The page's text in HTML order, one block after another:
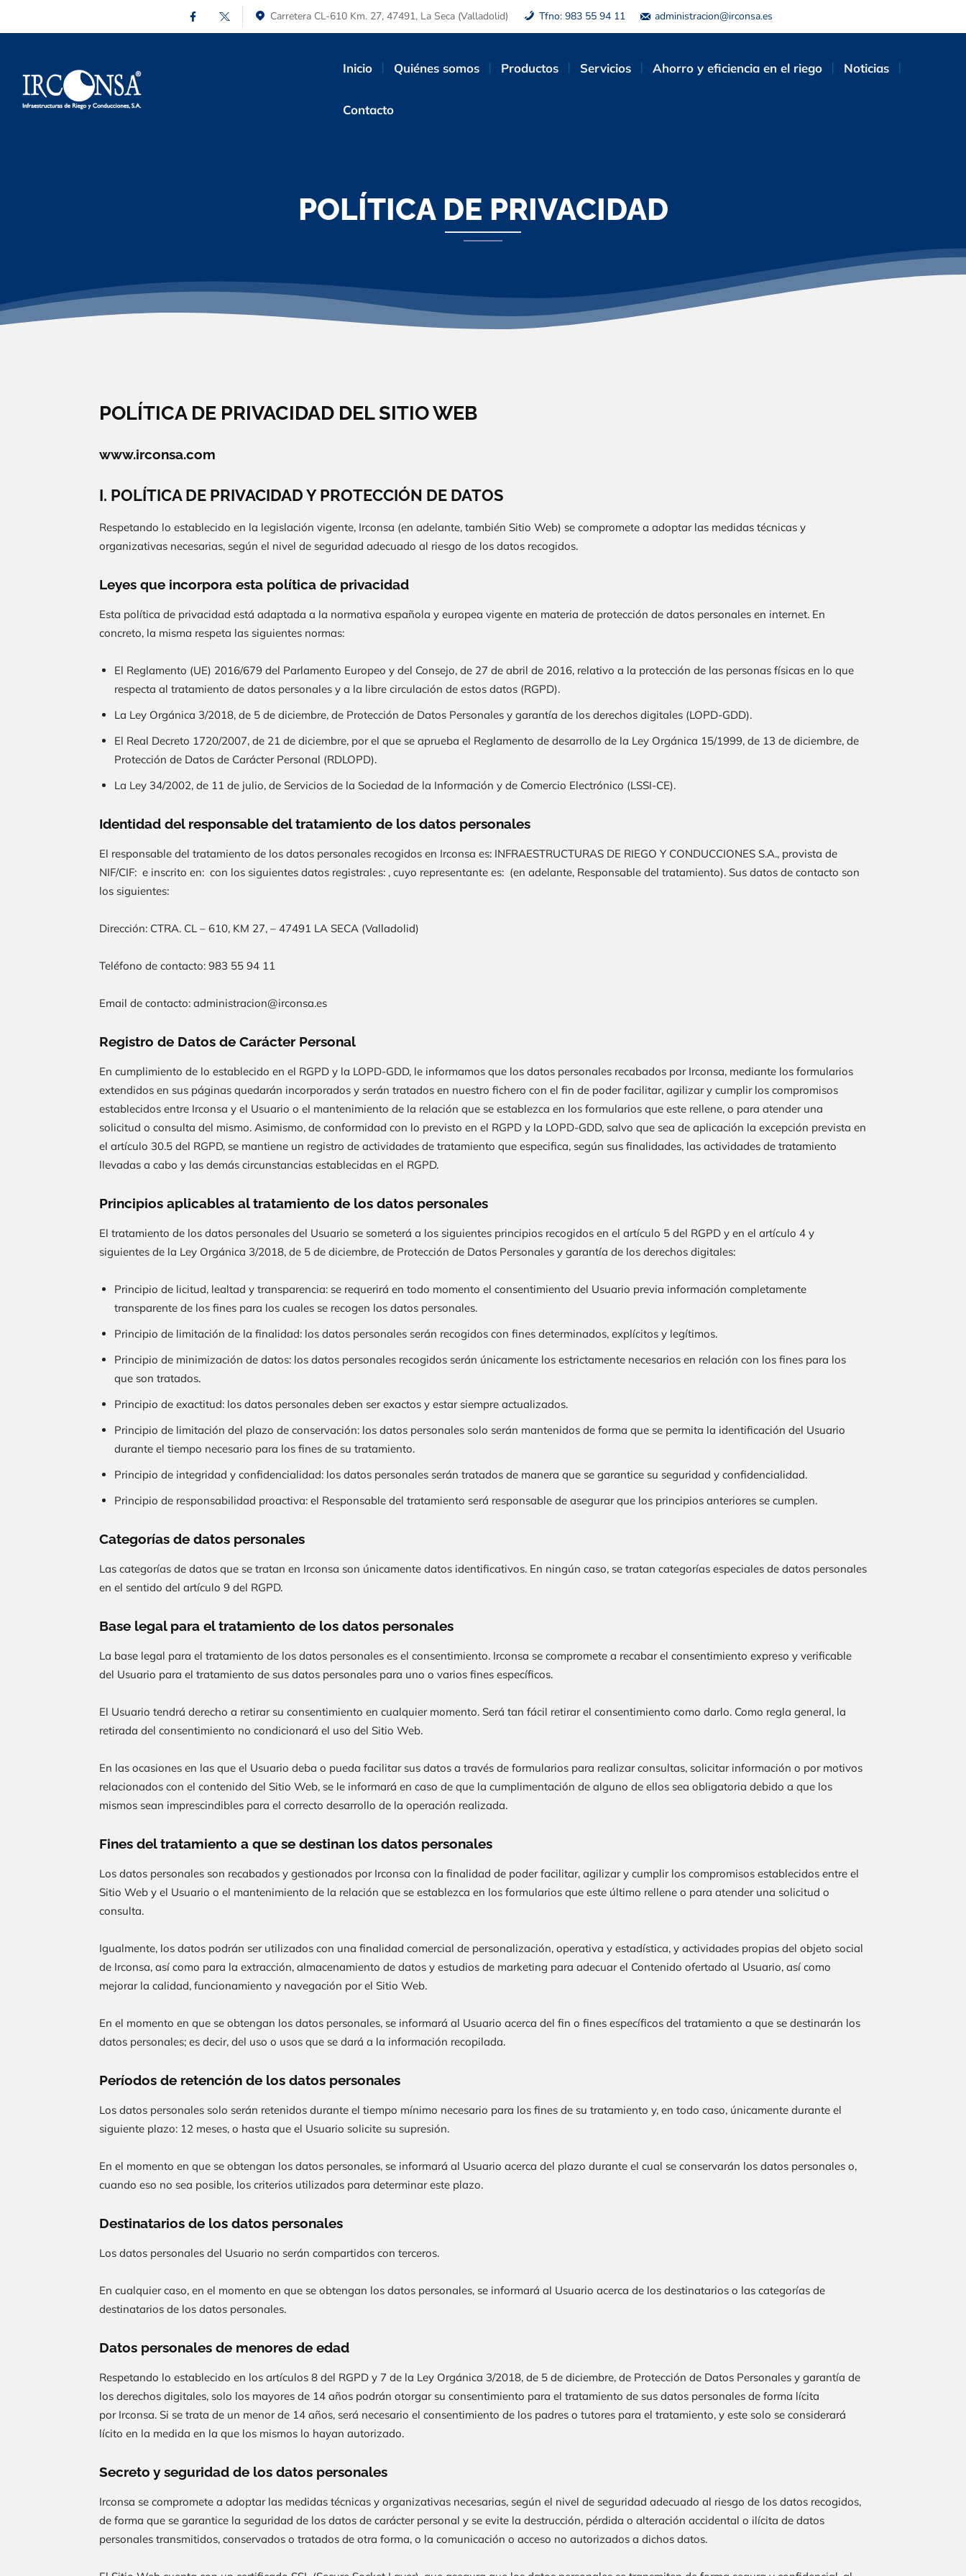
Carretera CL-610 Km. 27, 47491, La Seca (Valladolid) Tfno: 983 55 94 11 administracion@irconsa.es
Inicio Quiénes somos Productos Servicios Ahorro y eficiencia en el riego Noticias
Contacto
POLÍTICA DE PRIVACIDAD
POLÍTICA DE PRIVACIDAD DEL SITIO WEB
www.irconsa.com
I. POLÍTICA DE PRIVACIDAD Y PROTECCIÓN DE DATOS
Respetando lo establecido en la legislación vigente, Irconsa (en adelante, también Sitio Web) se compromete a adoptar las medidas técnicas y
organizativas necesarias, según el nivel de seguridad adecuado al riesgo de los datos recogidos.
Leyes que incorpora esta política de privacidad
Esta política de privacidad está adaptada a la normativa española y europea vigente en materia de protección de datos personales en internet. En
concreto, la misma respeta las siguientes normas:
El Reglamento (UE) 2016/679 del Parlamento Europeo y del Consejo, de 27 de abril de 2016, relativo a la protección de las personas físicas en lo que
respecta al tratamiento de datos personales y a la libre circulación de estos datos (RGPD).
La Ley Orgánica 3/2018, de 5 de diciembre, de Protección de Datos Personales y garantía de los derechos digitales (LOPD-GDD).
El Real Decreto 1720/2007, de 21 de diciembre, por el que se aprueba el Reglamento de desarrollo de la Ley Orgánica 15/1999, de 13 de diciembre, de
Protección de Datos de Carácter Personal (RDLOPD).
La Ley 34/2002, de 11 de julio, de Servicios de la Sociedad de la Información y de Comercio Electrónico (LSSI-CE).
Identidad del responsable del tratamiento de los datos personales
El responsable del tratamiento de los datos personales recogidos en Irconsa es: INFRAESTRUCTURAS DE RIEGO Y CONDUCCIONES S.A., provista de
NIF/CIF: e inscrito en: con los siguientes datos registrales: , cuyo representante es: (en adelante, Responsable del tratamiento). Sus datos de contacto son
los siguientes:
Dirección: CTRA. CL – 610, KM 27, – 47491 LA SECA (Valladolid)
Teléfono de contacto: 983 55 94 11
Email de contacto: administracion@irconsa.es
Registro de Datos de Carácter Personal
En cumplimiento de lo establecido en el RGPD y la LOPD-GDD, le informamos que los datos personales recabados por Irconsa, mediante los formularios
extendidos en sus páginas quedarán incorporados y serán tratados en nuestro fichero con el fin de poder facilitar, agilizar y cumplir los compromisos
establecidos entre Irconsa y el Usuario o el mantenimiento de la relación que se establezca en los formularios que este rellene, o para atender una
solicitud o consulta del mismo. Asimismo, de conformidad con lo previsto en el RGPD y la LOPD-GDD, salvo que sea de aplicación la excepción prevista en
el artículo 30.5 del RGPD, se mantiene un registro de actividades de tratamiento que especifica, según sus finalidades, las actividades de tratamiento
llevadas a cabo y las demás circunstancias establecidas en el RGPD.
Principios aplicables al tratamiento de los datos personales
El tratamiento de los datos personales del Usuario se someterá a los siguientes principios recogidos en el artículo 5 del RGPD y en el artículo 4 y
siguientes de la Ley Orgánica 3/2018, de 5 de diciembre, de Protección de Datos Personales y garantía de los derechos digitales:
Principio de licitud, lealtad y transparencia: se requerirá en todo momento el consentimiento del Usuario previa información completamente
transparente de los fines para los cuales se recogen los datos personales.
Principio de limitación de la finalidad: los datos personales serán recogidos con fines determinados, explícitos y legítimos.
Principio de minimización de datos: los datos personales recogidos serán únicamente los estrictamente necesarios en relación con los fines para los
que son tratados.
Principio de exactitud: los datos personales deben ser exactos y estar siempre actualizados.
Principio de limitación del plazo de conservación: los datos personales solo serán mantenidos de forma que se permita la identificación del Usuario
durante el tiempo necesario para los fines de su tratamiento.
Principio de integridad y confidencialidad: los datos personales serán tratados de manera que se garantice su seguridad y confidencialidad.
Principio de responsabilidad proactiva: el Responsable del tratamiento será responsable de asegurar que los principios anteriores se cumplen.
Categorías de datos personales
Las categorías de datos que se tratan en Irconsa son únicamente datos identificativos. En ningún caso, se tratan categorías especiales de datos personales
en el sentido del artículo 9 del RGPD.
Base legal para el tratamiento de los datos personales
La base legal para el tratamiento de los datos personales es el consentimiento. Irconsa se compromete a recabar el consentimiento expreso y verificable
del Usuario para el tratamiento de sus datos personales para uno o varios fines específicos.
El Usuario tendrá derecho a retirar su consentimiento en cualquier momento. Será tan fácil retirar el consentimiento como darlo. Como regla general, la
retirada del consentimiento no condicionará el uso del Sitio Web.
En las ocasiones en las que el Usuario deba o pueda facilitar sus datos a través de formularios para realizar consultas, solicitar información o por motivos
relacionados con el contenido del Sitio Web, se le informará en caso de que la cumplimentación de alguno de ellos sea obligatoria debido a que los
mismos sean imprescindibles para el correcto desarrollo de la operación realizada.
Fines del tratamiento a que se destinan los datos personales
Los datos personales son recabados y gestionados por Irconsa con la finalidad de poder facilitar, agilizar y cumplir los compromisos establecidos entre el
Sitio Web y el Usuario o el mantenimiento de la relación que se establezca en los formularios que este último rellene o para atender una solicitud o
consulta.
Igualmente, los datos podrán ser utilizados con una finalidad comercial de personalización, operativa y estadística, y actividades propias del objeto social
de Irconsa, así como para la extracción, almacenamiento de datos y estudios de marketing para adecuar el Contenido ofertado al Usuario, así como
mejorar la calidad, funcionamiento y navegación por el Sitio Web.
En el momento en que se obtengan los datos personales, se informará al Usuario acerca del fin o fines específicos del tratamiento a que se destinarán los
datos personales; es decir, del uso o usos que se dará a la información recopilada.
Períodos de retención de los datos personales
Los datos personales solo serán retenidos durante el tiempo mínimo necesario para los fines de su tratamiento y, en todo caso, únicamente durante el
siguiente plazo: 12 meses, o hasta que el Usuario solicite su supresión.
En el momento en que se obtengan los datos personales, se informará al Usuario acerca del plazo durante el cual se conservarán los datos personales o,
cuando eso no sea posible, los criterios utilizados para determinar este plazo.
Destinatarios de los datos personales
Los datos personales del Usuario no serán compartidos con terceros.
En cualquier caso, en el momento en que se obtengan los datos personales, se informará al Usuario acerca de los destinatarios o las categorías de
destinatarios de los datos personales.
Datos personales de menores de edad
Respetando lo establecido en los artículos 8 del RGPD y 7 de la Ley Orgánica 3/2018, de 5 de diciembre, de Protección de Datos Personales y garantía de
los derechos digitales, solo los mayores de 14 años podrán otorgar su consentimiento para el tratamiento de sus datos personales de forma lícita
por Irconsa. Si se trata de un menor de 14 años, será necesario el consentimiento de los padres o tutores para el tratamiento, y este solo se considerará
lícito en la medida en la que los mismos lo hayan autorizado.
Secreto y seguridad de los datos personales
Irconsa se compromete a adoptar las medidas técnicas y organizativas necesarias, según el nivel de seguridad adecuado al riesgo de los datos recogidos,
de forma que se garantice la seguridad de los datos de carácter personal y se evite la destrucción, pérdida o alteración accidental o ilícita de datos
personales transmitidos, conservados o tratados de otra forma, o la comunicación o acceso no autorizados a dichos datos.